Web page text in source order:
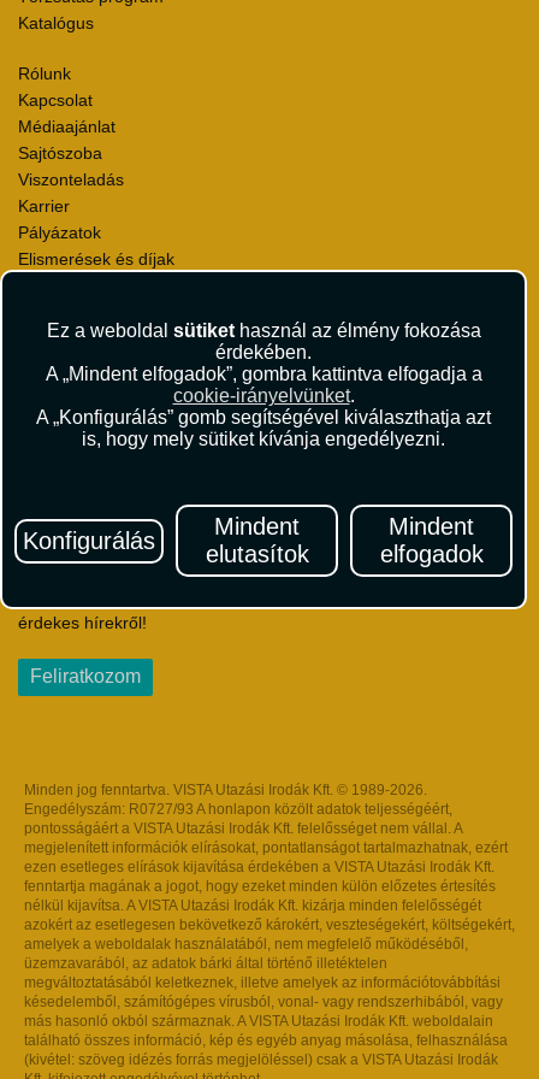
Ez a weboldal sütikethasznál az élmény fokozása
érdekében.
A „Mindent elfogadok”, gombra kattintva elfogadja a
cookie-irányelvünket.
A „Konfigurálás” gomb segítségével kiválaszthatja azt
is, hogy mely sütiket kívánja engedélyezni.
Konfigurálás
Mindent
elutasítok
Mindent
elfogadok
Katalógus
Rólunk
Kapcsolat
Médiaajánlat
Sajtószoba
Viszonteladás
Karrier
Pályázatok
Elismerések és díjak
Utazási Csomag Szerződési Feltételek
Útlemondás-biztosítás Szerződési Feltételek
Utasbiztosítás Szerződési Feltételek
Repülőjegy Szerződési Feltételek
Adatvédelem
Hírlevél
Iratkozzon fel Magyarország egyik legszínesebb utazási
érdekes hírekről!
Feliratkozom
Minden jog fenntartva. VISTA Utazási Irodák Kft. © 1989-2026.
Engedélyszám: R0727/93 A honlapon közölt adatok teljességéért,
pontosságáért a VISTA Utazási Irodák Kft. felelősséget nem vállal. A
megjelenített információk elírásokat, pontatlanságot tartalmazhatnak, ezért
ezen esetleges elírások kijavítása érdekében a VISTA Utazási Irodák Kft.
fenntartja magának a jogot, hogy ezeket minden külön előzetes értesítés
nélkül kijavítsa. A VISTA Utazási Irodák Kft. kizárja minden felelősségét
azokért az esetlegesen bekövetkező károkért, veszteségekért, költségekért,
amelyek a weboldalak használatából, nem megfelelő működéséből,
üzemzavarából, az adatok bárki által történő illetéktelen
megváltoztatásából keletkeznek, illetve amelyek az információtovábbítási
késedelemből, számítógépes vírusból, vonal- vagy rendszerhibából, vagy
más hasonló okból származnak. A VISTA Utazási Irodák Kft. weboldalain
található összes információ, kép és egyéb anyag másolása, felhasználása
(kivétel: szöveg idézés forrás megjelöléssel) csak a VISTA Utazási Irodák